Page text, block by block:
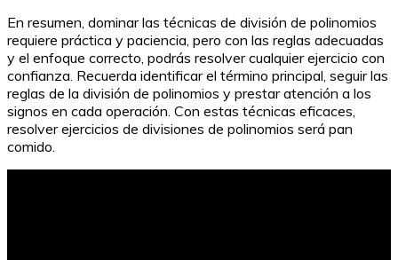
En resumen, dominar las técnicas de división de polinomios
requiere práctica y paciencia, pero con las reglas adecuadas
y el enfoque correcto, podrás resolver cualquier ejercicio con
confianza. Recuerda identificar el término principal, seguir las
reglas de la división de polinomios y prestar atención a los
signos en cada operación. Con estas técnicas eficaces,
resolver ejercicios de divisiones de polinomios será pan
comido.